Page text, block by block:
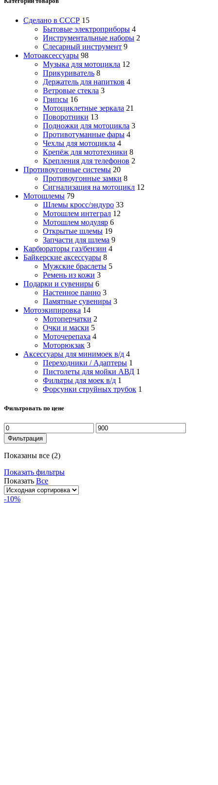
Сделано в СССР 15
Бытовые электроприборы 4
Инструментальные наборы 2
Слесарный инструмент 9
Мотоаксессуары 98
Музыка для мотоцикла 12
Прикуриватель 8
Держатель для напитков 4
Ветровые стекла 3
Грипсы 16
Мотоциклетные зеркала 21
Поворотники 13
Подножки для мотоцикла 3
Противотуманные фары 4
Чехлы для мотоцикла 4
Крепёж для мототехники 8
Крепления для телефонов 2
Противоугонные системы 20
Противоугонные замки 8
Сигнализация на мотоцикл 12
Мотошлемы 79
Шлемы кросс/эндуро 33
Мотошлем интеграл 12
Мотошлем модуляр 6
Открытые шлемы 19
Запчасти для шлема 9
Карбюраторы газ/бензин 4
Байкерские аксессуары 8
Мужские браслеты 5
Ремень из кожи 3
Подарки и сувениры 6
Настенное панно 3
Памятные сувениры 3
Мотоэкипировка 14
Мотоперчатки 2
Очки и маски 5
Моточерепаха 4
Моторюкзак 3
Аксессуары для минимоек в/д 4
Переходники / Адаптеры 1
Пистолеты для мойки АВД 1
Фильтры для моек в/д 1
Форсунки струйных трубок 1
Фильтровать по цене
Минимальная
цена
Максимальная
цена
Фильтрация
Показаны все (2)
Показать фильтры
Показать Все
-10%